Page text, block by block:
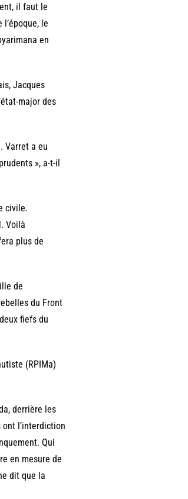
il faut le
le
en
Jacques
major des
Varret a eu
», a-t-il
civile.
Voilà
plus de
de
du Front
fiefs du
(RPIMa)
derrière les
ont l’interdiction
Qui
en mesure de
dit que la